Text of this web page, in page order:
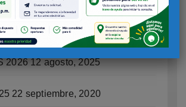
ACCIDENTES DE TRABAJO
2026 12 agosto, 2025
22 septiembre, 2020